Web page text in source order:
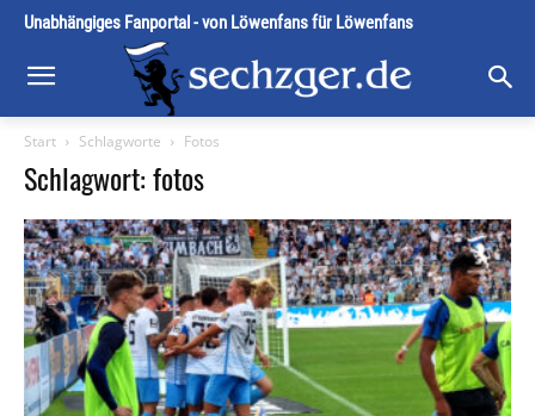
Unabhängiges Fanportal - von Löwenfans für Löwenfans
Start Schlagworte Fotos
Schlagwort: fotos